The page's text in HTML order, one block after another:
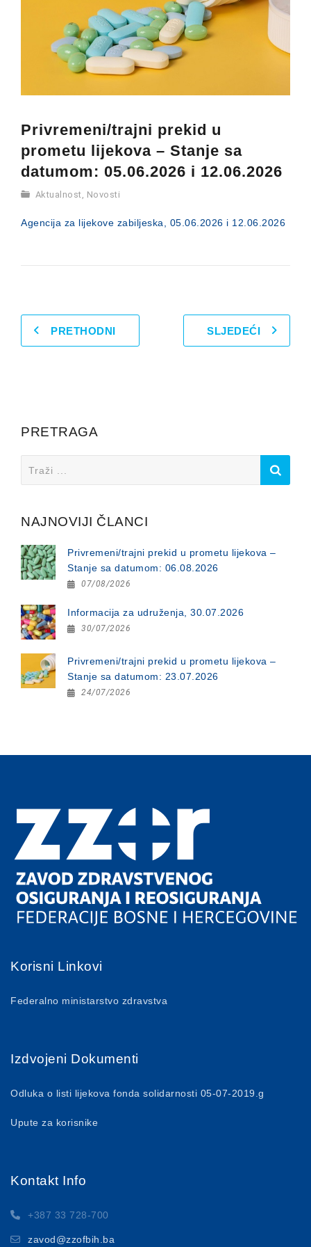
Privremeni/trajni prekid u
prometu lijekova – Stanje sa
datumom: 05.06.2026 i 12.06.2026
Aktualnost, Novosti
Agencija za lijekove zabiljeska, 05.06.2026 i 12.06.2026
PRETHODNI SLJEDEĆI
PRETRAGA
for:
NAJNOVIJI ČLANCI
Privremeni/trajni prekid u prometu lijekova –
Stanje sa datumom: 06.08.2026
07/08/2026
Informacija za udruženja, 30.07.2026
30/07/2026
Privremeni/trajni prekid u prometu lijekova –
Stanje sa datumom: 23.07.2026
24/07/2026
Korisni Linkovi
Federalno ministarstvo zdravstva
Izdvojeni Dokumenti
Odluka o listi lijekova fonda solidarnosti 05-07-2019.g
Upute za korisnike
Kontakt Info
+387 33 728-700
zavod@zzofbih.ba